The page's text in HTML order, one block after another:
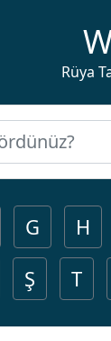
Rüya
G H
Ş T